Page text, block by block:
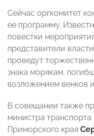
Сейчас оргкомитет
ее программу.
повестки
представители
проведут
знака морякам,
возложением венков
В совещании также
министра
Приморского края